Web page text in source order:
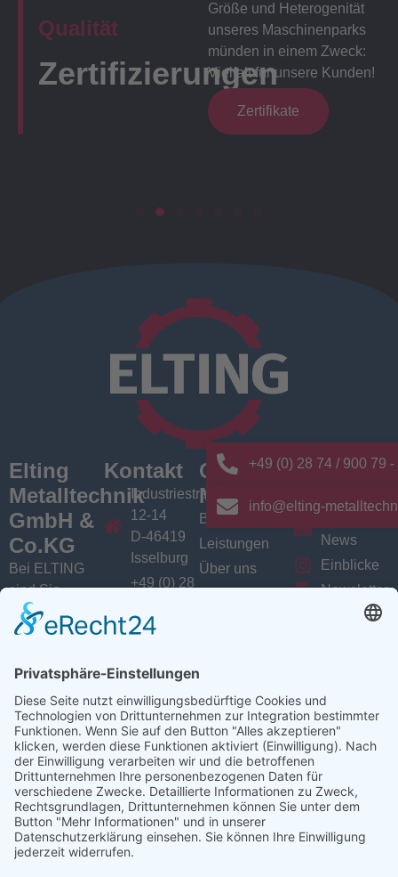
Qualität
Zertifizierungen
Größe und Heterogenität
unseres Maschinenparks
münden in einem Zweck:
Vielfalt für unsere Kunden!
Zertifikate
Elting
Metalltechnik
GmbH &
Co.KG
Bei ELTING
sind Sie
richtig, wenn
Sie Fachleute
Profilbearbeitung,
Abkanttechnik,
Schweißtechnik
oder
Baugruppenfertigung
suchen.
Ansprechpartner
Kontakt
Industriestrasse
12-14
D-46419
Isselburg
+49 (0) 28
79 - 0
metalltechnik.de
Quick
Menü
Branchen
Leistungen
Über uns
News/
Aktuelles
News
Einblicke
Newsletter
Linkedin
YouTube
+49 (0) 28 74 / 900 79 -
info@elting-